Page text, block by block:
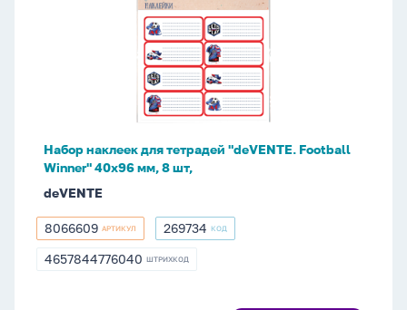
мм,
8
шт,
Набор наклеек для тетрадей "deVENTE. Football
Winner" 40x96 мм, 8 шт,
deVENTE
8066609
8066609 АРТИКУЛ 269734
269734 КОД
4657844776040
4657844776040 ШТРИХКОД